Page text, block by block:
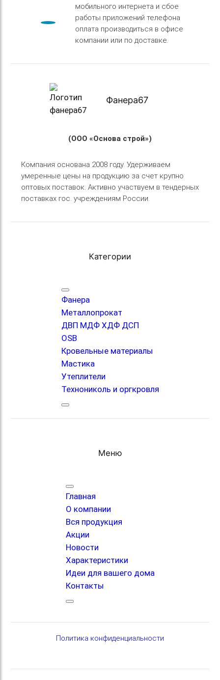
мобильного интернета и сбое
работы приложений телефона
оплата производиться в офисе
компании или по доставке.
Фанера67
(ООО «Основа строй»)
Компания основана 2008 году. Удерживаем
умеренные цены на продукцию за счет крупно
оптовых поставок. Активно участвуем в тендерных
поставках гос. учреждениям России.
Категории
Фанера
Металлопрокат
ДВП МДФ ХДФ ДСП
OSB
Кровельные материалы
Мастика
Утеплители
Технониколь и оргкровля
Меню
Главная
О компании
Вся продукция
Акции
Новости
Характеристики
Идеи для вашего дома
Контакты
Политика конфиденциальности